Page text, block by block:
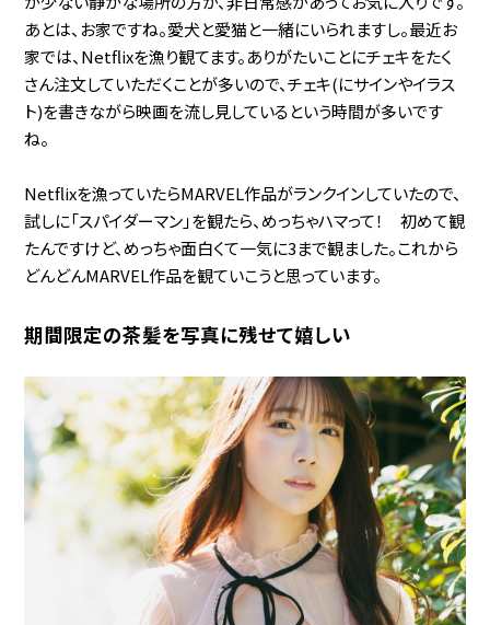
あとは、お家ですね。愛犬と愛猫と一緒にいられますし。最近お
家では、Netflixを漁り観てます。ありがたいことにチェキをたく
さん注文していただくことが多いので、チェキ(にサインやイラス
ト)を書きながら映画を流し見しているという時間が多いです
ね。
Netflixを漁っていたらMARVEL作品がランクインしていたので、
試しに「スパイダーマン」を観たら、めっちゃハマって！ 初めて観
たんですけど、めっちゃ面白くて一気に3まで観ました。これから
どんどんMARVEL作品を観ていこうと思っています。
期間限定の茶髪を写真に残せて嬉しい